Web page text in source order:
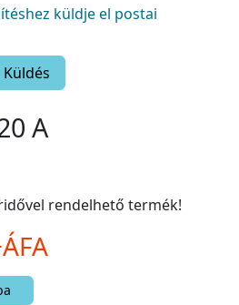
küldje el postai
Küldés
A
rendelhető termék!